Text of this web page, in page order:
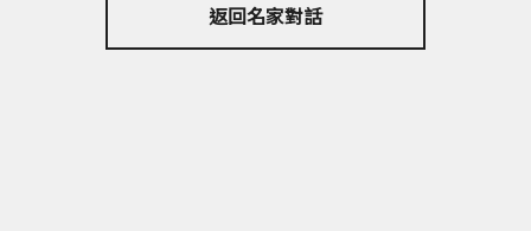
返回名家對話